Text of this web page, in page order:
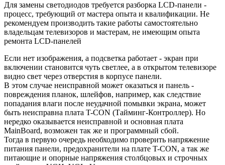
Для замены светодиодов требуется разборка LCD-панели -
процесс, требующий от мастера опыта и квалификации. Не
рекомендуем производить такие работы самостоятельно
владельцам телевизоров и мастерам, не имеющим опыта
ремонта LCD-панелей
Если нет изображения, а подсветка работает - экран при
включении становится чуть светлее, а в открытом телевизоре
видно свет через отверстия в корпусе панели.
В этом случае неисправной может оказаться и панель -
повреждения планок, шлейфов, например, как следствие
попадания влаги после неудачной помывки экрана, может
быть неисправна плата T-CON (Тайминг-Контроллер). Но
нередко оказывается неисправной и основная плата
MainBoard, возможен так же и программный сбой.
Тогда в первую очередь необходимо проверить напряжение
питания панели, предохранители на плате T-CON, а так же
питающие и опорные напряжения столбцовых и строчных